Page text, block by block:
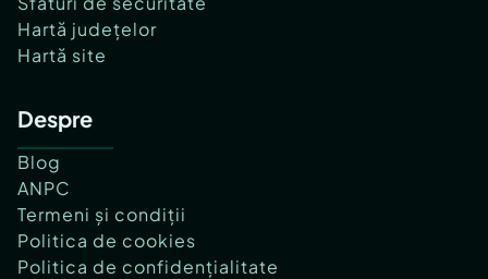
Hartă județelor
Hartă site
Despre
Blog
ANPC
Termeni și condiții
Politica de cookies
Politica de confidențialitate